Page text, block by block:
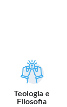
Teologia e
Filosofia